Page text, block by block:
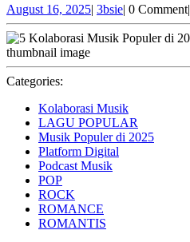
August 16, 2025August
16,
2025
| 3bsie3bsie
| 0 Comment|
Categories:
Kolaborasi Musik
LAGU POPULAR
Musik Populer di 2025
Platform Digital
Podcast Musik
POP
ROCK
ROMANCE
ROMANTIS